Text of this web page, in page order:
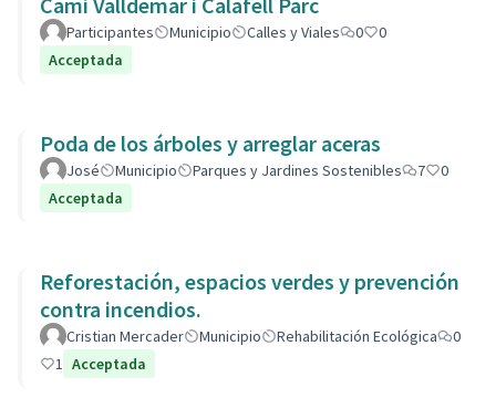
Participantes Municipio Calles y Viales 0
0
Acceptada
Poda de los árboles y arreglar aceras
José Municipio Parques y Jardines Sostenibles 7
0
Acceptada
Reforestación, espacios verdes y prevención
contra incendios.
Cristian Mercader Municipio Rehabilitación Ecológica
0
1 Acceptada